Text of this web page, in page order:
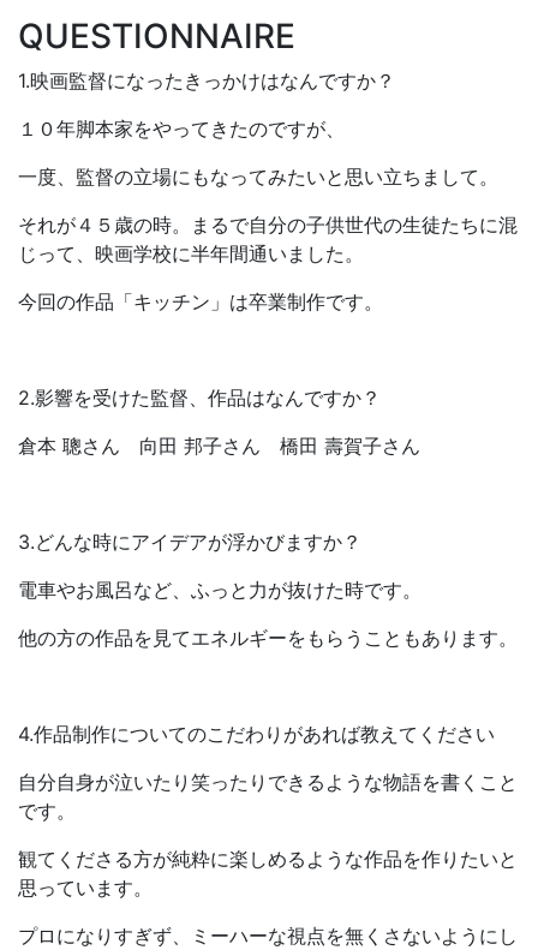
QUESTIONNAIRE
1.映画監督になったきっかけはなんですか？
１０年脚本家をやってきたのですが、
一度、監督の立場にもなってみたいと思い立ちまして。
それが４５歳の時。まるで自分の子供世代の生徒たちに混
じって、映画学校に半年間通いました。
今回の作品「キッチン」は卒業制作です。
2.影響を受けた監督、作品はなんですか？
倉本 聰さん 向田 邦子さん 橋田 壽賀子さん
3.どんな時にアイデアが浮かびますか？​
電車やお風呂など、ふっと力が抜けた時です。
他の方の作品を見てエネルギーをもらうこともあります。
4.作品制作についてのこだわりがあれば教えてください​
自分自身が泣いたり笑ったりできるような物語を書くこと
です。
観てくださる方が純粋に楽しめるような作品を作りたいと
思っています。
プロになりすぎず、ミーハーな視点を無くさないようにし